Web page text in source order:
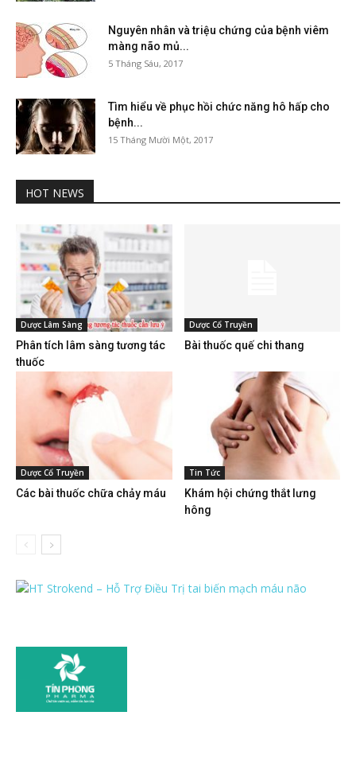
Nguyên nhân và triệu chứng của bệnh viêm
màng não mủ...
5 Tháng Sáu, 2017
Tìm hiểu về phục hồi chức năng hô hấp cho
bệnh...
15 Tháng Mười Một, 2017
HOT NEWS
Dược Lâm Sàng
Phân tích lâm sàng tương tác
thuốc
Dược Cổ Truyền
Bài thuốc quế chi thang
Dược Cổ Truyền
Các bài thuốc chữa chảy máu
Tin Tức
Khám hội chứng thắt lưng
hông